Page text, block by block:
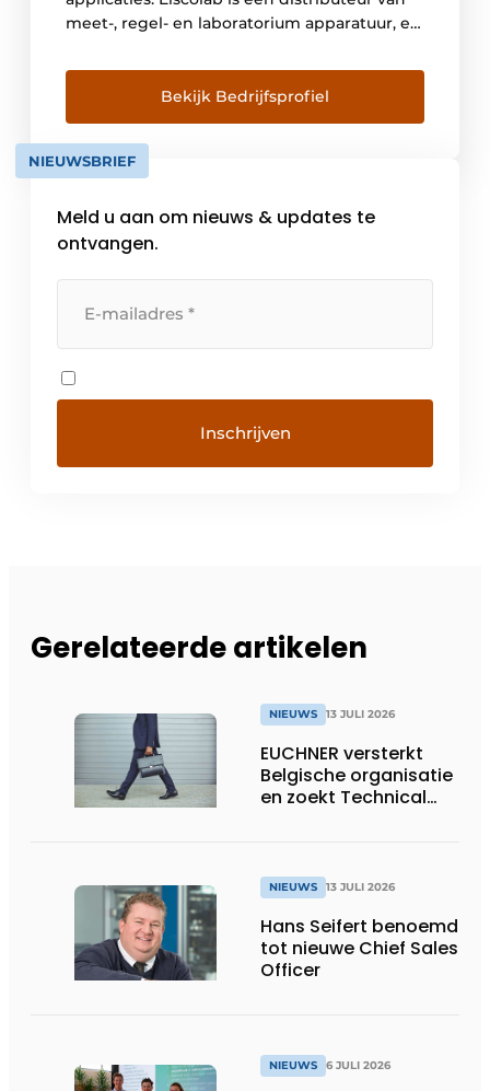
meet-, regel- en laboratorium apparatuur, en
continuïteit van metingen, processen en
applicaties. Naast het juiste materiaal bieden
wij ook de juiste kennis aan. De
toepassingen bij de klanten blijven
probleemloos draaien door […]
Bekijk Bedrijfsprofiel
NIEUWSBRIEF
Meld u aan om nieuws & updates te
ontvangen.
Gerelateerde artikelen
NIEUWS 13 JULI 2026
EUCHNER versterkt
Belgische organisatie
en zoekt Technical
NIEUWS 13 JULI 2026
Hans Seifert benoemd
tot nieuwe Chief Sales
Officer
NIEUWS 6 JULI 2026